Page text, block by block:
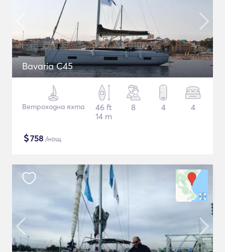
Bavaria C45
Ветроходна яхта
46 ft
14 m
8 4 4
$758 /нощ